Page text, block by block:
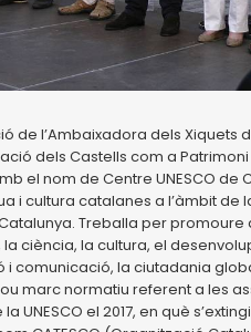
de l’Ambaixadora dels Xiquets
dels Castells com a Patrimoni
el nom de Centre UNESCO
i cultura catalanes a l’àmbit de
Catalunya. Treballa per
la ciència, la cultura, el
i comunicació, la ciutadania
marc normatiu referent a les
UNESCO el 2017, en què